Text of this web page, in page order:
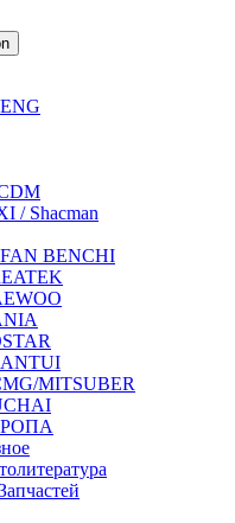
/ Shacman
BENCHI
MITSUBER